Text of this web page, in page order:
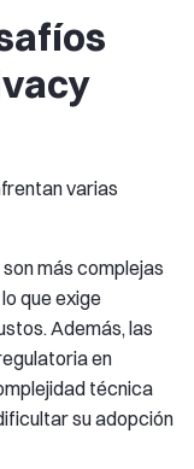
varias
más complejas
que exige
Además, las
en
técnica
su adopción